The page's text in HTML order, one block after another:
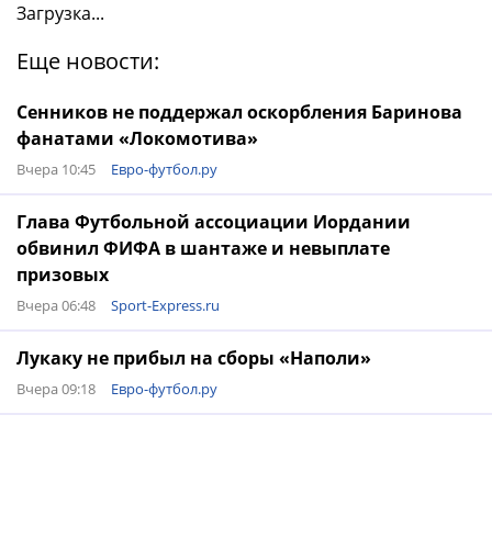
Загрузка...
Еще новости:
Сенников не поддержал оскорбления Баринова
фанатами «Локомотива»
Вчера 10:45 Евро-футбол.ру
Глава Футбольной ассоциации Иордании
обвинил ФИФА в шантаже и невыплате
призовых
Вчера 06:48 Sport-Express.ru
Лукаку не прибыл на сборы «Наполи»
Вчера 09:18 Евро-футбол.ру